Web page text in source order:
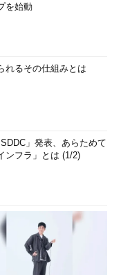
を始動
れるその仕組みとは
」発表、あらためて
ンフラ」とは (1/2)